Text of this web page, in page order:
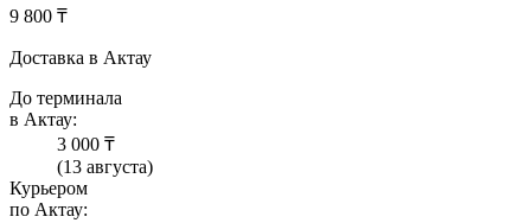
9 800 ₸
Доставка в Актау
До терминала
в Актау:
3 000 ₸
(13 августа)
Курьером
по Актау: